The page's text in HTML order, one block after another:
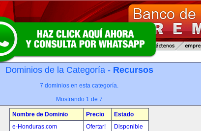
Dominios de la Categoría - Recursos
7 dominios en esta categoría.
Mostrando 1 de 7
Nombre de Dominio Precio
Estado
e-Honduras.com
Ofertar!
Disponible